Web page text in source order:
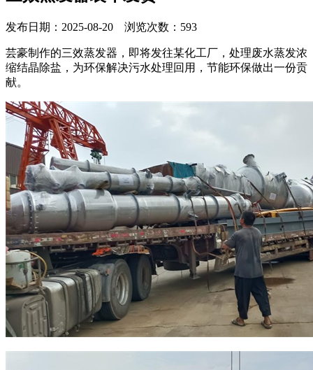
发布日期：2025-08-20 浏览次数：593
芸豪制作的三效蒸发器，即将发往某化工厂，处理废水蒸发浓
缩结晶除盐，为环保解决污水处理回用，节能环保做出一份贡
献。